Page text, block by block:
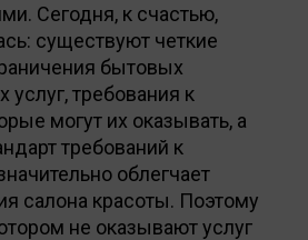
Сегодня, к счастью,
существуют четкие
бытовых
услуг, требования к
могут их оказывать, а
требований к
облегчает
салона красоты. Поэтому
не оказывают услуг